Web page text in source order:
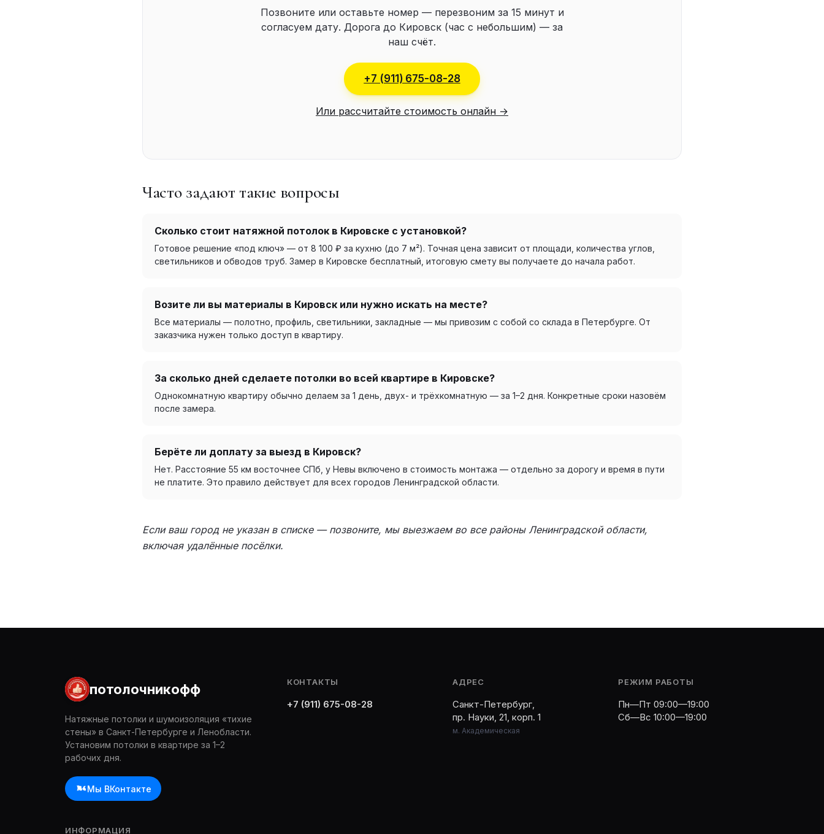
Позвоните или оставьте номер — перезвоним за 15 минут и
согласуем дату. Дорога до Кировск (час с небольшим) — за
наш счёт.
+7 (911) 675-08-28
Или рассчитайте стоимость онлайн →
Часто задают такие вопросы
Сколько стоит натяжной потолок в Кировске с установкой?
Готовое решение «под ключ» — от 8 100 ₽ за кухню (до 7 м²). Точная цена зависит от площади, количества углов,
светильников и обводов труб. Замер в Кировске бесплатный, итоговую смету вы получаете до начала работ.
Возите ли вы материалы в Кировск или нужно искать на месте?
Все материалы — полотно, профиль, светильники, закладные — мы привозим с собой со склада в Петербурге. От
заказчика нужен только доступ в квартиру.
За сколько дней сделаете потолки во всей квартире в Кировске?
Однокомнатную квартиру обычно делаем за 1 день, двух- и трёхкомнатную — за 1–2 дня. Конкретные сроки назовём
после замера.
Берёте ли доплату за выезд в Кировск?
Нет. Расстояние 55 км восточнее СПб, у Невы включено в стоимость монтажа — отдельно за дорогу и время в пути
не платите. Это правило действует для всех городов Ленинградской области.
Если ваш город не указан в списке — позвоните, мы выезжаем во все районы Ленинградской области,
включая удалённые посёлки.
потолочникофф
Натяжные потолки и шумоизоляция «тихие
стены» в Санкт-Петербурге и Ленобласти.
Установим потолки в квартире за 1–2
рабочих дня.
Мы ВКонтакте
КОНТАКТЫ
+7 (911) 675-08-28
АДРЕС
Санкт-Петербург,
пр. Науки, 21, корп. 1
м. Академическая
РЕЖИМ РАБОТЫ
Пн—Пт 09:00—19:00
Сб—Вс 10:00—19:00
ИНФОРМАЦИЯ